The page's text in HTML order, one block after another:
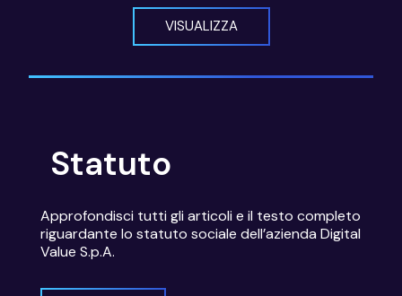
VISUALIZZA
Statuto
Approfondisci tutti gli articoli e il testo completo
riguardante lo statuto sociale dell’azienda Digital
Value S.p.A.